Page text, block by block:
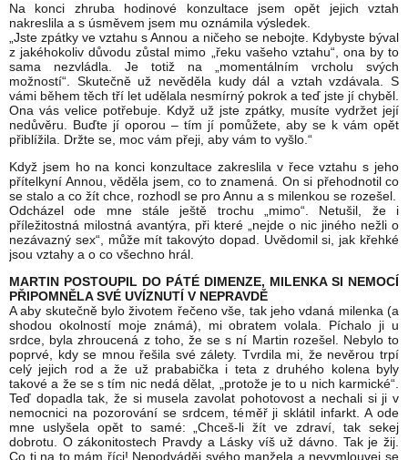
Na konci zhruba hodinové konzultace jsem opět jejich vztah
nakreslila a s úsměvem jsem mu oznámila výsledek.
„Jste zpátky ve vztahu s Annou a ničeho se nebojte. Kdybyste býval
z jakéhokoliv důvodu zůstal mimo „řeku vašeho vztahu“, ona by to
sama nezvládla. Je totiž na „momentálním vrcholu svých
možností“. Skutečně už nevěděla kudy dál a vztah vzdávala. S
vámi během těch tří let udělala nesmírný pokrok a teď jste jí chyběl.
Ona vás velice potřebuje. Když už jste zpátky, musíte vydržet její
nedůvěru. Buďte jí oporou – tím jí pomůžete, aby se k vám opět
přiblížila. Držte se, moc vám přeji, aby vám to vyšlo.“
Když jsem ho na konci konzultace zakreslila v řece vztahu s jeho
přítelkyní Annou, věděla jsem, co to znamená. On si přehodnotil co
se stalo a co žít chce, rozhodl se pro Annu a s milenkou se rozešel.
Odcházel ode mne stále ještě trochu „mimo“. Netušil, že i
příležitostná milostná avantýra, při které „nejde o nic jiného nežli o
nezávazný sex“, může mít takovýto dopad. Uvědomil si, jak křehké
jsou vztahy a o co všechno hrál.
MARTIN POSTOUPIL DO PÁTÉ DIMENZE, MILENKA SI NEMOCÍ
PŘIPOMNĚLA SVÉ UVÍZNUTÍ V NEPRAVDĚ
A aby skutečně bylo životem řečeno vše, tak jeho vdaná milenka (a
shodou okolností moje známá), mi obratem volala. Píchalo ji u
srdce, byla zhroucená z toho, že se s ní Martin rozešel. Nebylo to
poprvé, kdy se mnou řešila své zálety. Tvrdila mi, že nevěrou trpí
celý jejich rod a že už prababička i teta z druhého kolena byly
takové a že se s tím nic nedá dělat, „protože je to u nich karmické“.
Teď dopadla tak, že si musela zavolat pohotovost a nechali si ji v
nemocnici na pozorování se srdcem, téměř ji sklátil infarkt. A ode
mne uslyšela opět to samé: „Chceš-li žít ve zdraví, tak sekej
dobrotu. O zákonitostech Pravdy a Lásky víš už dávno. Tak je žij.
Co ti na to mám říci! Nepodváděj svého manžela a nevymlouvej se